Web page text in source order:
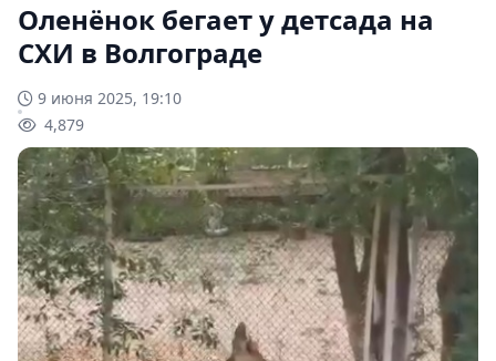
Оленёнок бегает у детсада на
СХИ в Волгограде
9 июня 2025, 19:10
4,879